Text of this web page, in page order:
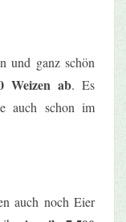
und ganz schön
Weizen ab. Es
auch schon im
auch noch Eier